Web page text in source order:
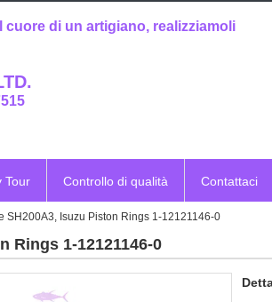
di un artigiano, realizziamoli
Tour Controllo di qualità Contattaci
SH200A3, Isuzu Piston Rings 1-12121146-0
Rings 1-12121146-0